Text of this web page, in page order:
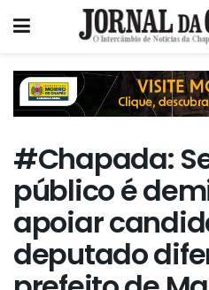
#Chapada:
público é
apoiar
deputado